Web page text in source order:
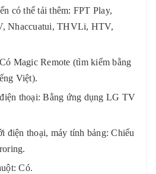
có thể tải thêm: FPT Play,
Nhaccuatui, THVLi, HTV,
Magic Remote (tìm kiếm bằng
Việt).
thoại: Bằng ứng dụng LG TV
điện thoại, máy tính bảng: Chiếu
Có.